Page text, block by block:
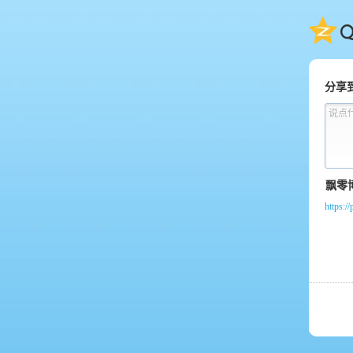
QQ
分享
说点
https://